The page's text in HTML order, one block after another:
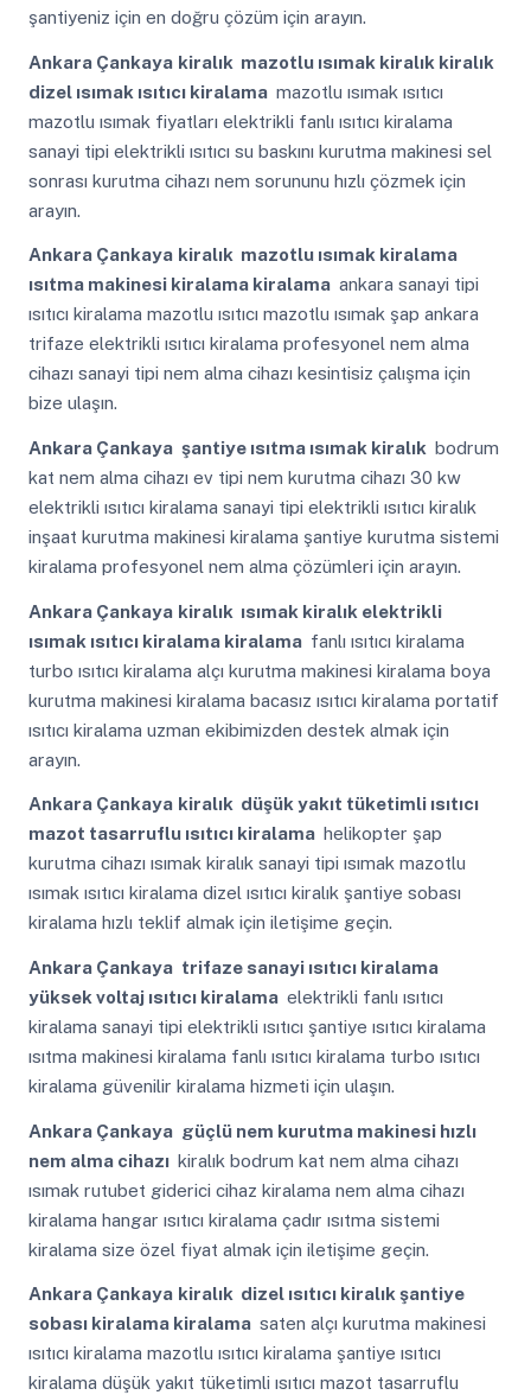
şantiyeniz için en doğru çözüm için arayın.
Ankara Çankaya kiralık mazotlu ısımak kiralık kiralık
dizel ısımak ısıtıcı kiralama mazotlu ısımak ısıtıcı
mazotlu ısımak fiyatları elektrikli fanlı ısıtıcı kiralama
sanayi tipi elektrikli ısıtıcı su baskını kurutma makinesi sel
sonrası kurutma cihazı nem sorununu hızlı çözmek için
arayın.
Ankara Çankaya kiralık mazotlu ısımak kiralama
ısıtma makinesi kiralama kiralama ankara sanayi tipi
ısıtıcı kiralama mazotlu ısıtıcı mazotlu ısımak şap ankara
trifaze elektrikli ısıtıcı kiralama profesyonel nem alma
cihazı sanayi tipi nem alma cihazı kesintisiz çalışma için
bize ulaşın.
Ankara Çankaya şantiye ısıtma ısımak kiralık bodrum
kat nem alma cihazı ev tipi nem kurutma cihazı 30 kw
elektrikli ısıtıcı kiralama sanayi tipi elektrikli ısıtıcı kiralık
inşaat kurutma makinesi kiralama şantiye kurutma sistemi
kiralama profesyonel nem alma çözümleri için arayın.
Ankara Çankaya kiralık ısımak kiralık elektrikli
ısımak ısıtıcı kiralama kiralama fanlı ısıtıcı kiralama
turbo ısıtıcı kiralama alçı kurutma makinesi kiralama boya
kurutma makinesi kiralama bacasız ısıtıcı kiralama portatif
ısıtıcı kiralama uzman ekibimizden destek almak için
arayın.
Ankara Çankaya kiralık düşük yakıt tüketimli ısıtıcı
mazot tasarruflu ısıtıcı kiralama helikopter şap
kurutma cihazı ısımak kiralık sanayi tipi ısımak mazotlu
ısımak ısıtıcı kiralama dizel ısıtıcı kiralık şantiye sobası
kiralama hızlı teklif almak için iletişime geçin.
Ankara Çankaya trifaze sanayi ısıtıcı kiralama
yüksek voltaj ısıtıcı kiralama elektrikli fanlı ısıtıcı
kiralama sanayi tipi elektrikli ısıtıcı şantiye ısıtıcı kiralama
ısıtma makinesi kiralama fanlı ısıtıcı kiralama turbo ısıtıcı
kiralama güvenilir kiralama hizmeti için ulaşın.
Ankara Çankaya güçlü nem kurutma makinesi hızlı
nem alma cihazı kiralık bodrum kat nem alma cihazı
ısımak rutubet giderici cihaz kiralama nem alma cihazı
kiralama hangar ısıtıcı kiralama çadır ısıtma sistemi
kiralama size özel fiyat almak için iletişime geçin.
Ankara Çankaya kiralık dizel ısıtıcı kiralık şantiye
sobası kiralama kiralama saten alçı kurutma makinesi
ısıtıcı kiralama mazotlu ısıtıcı kiralama şantiye ısıtıcı
kiralama düşük yakıt tüketimli ısıtıcı mazot tasarruflu